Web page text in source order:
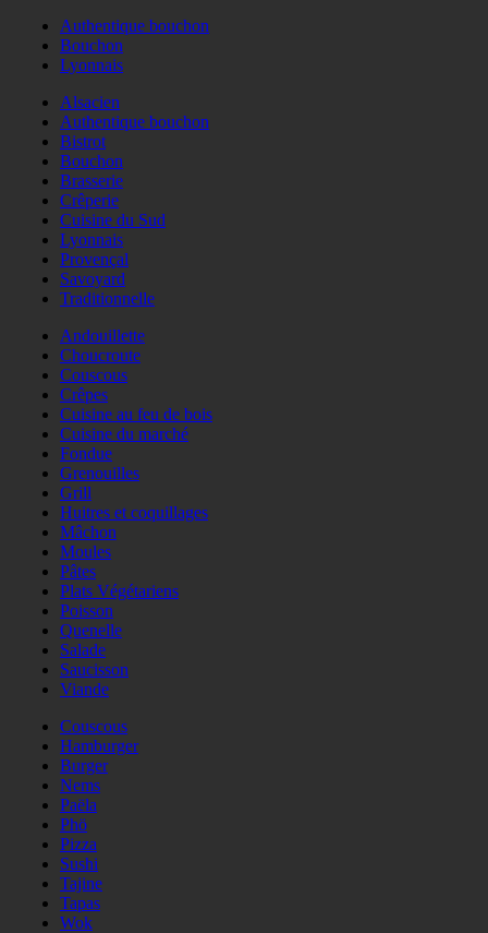
Authentique bouchon
Bouchon
Lyonnais
Alsacien
Authentique bouchon
Bistrot
Bouchon
Brasserie
Crêperie
Cuisine du Sud
Lyonnais
Provençal
Savoyard
Traditionnelle
Andouillette
Choucroute
Couscous
Crêpes
Cuisine au feu de bois
Cuisine du marché
Fondue
Grenouilles
Grill
Huitres et coquillages
Mâchon
Moules
Pâtes
Plats Végétariens
Poisson
Quenelle
Salade
Saucisson
Viande
Couscous
Hamburger
Burger
Nems
Paëla
Phö
Pizza
Sushi
Tajine
Tapas
Wok